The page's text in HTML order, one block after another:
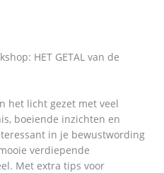
HET GETAL van de
het licht gezet met veel
boeiende inzichten en
in je bewustwording
verdiepende
Met extra tips voor